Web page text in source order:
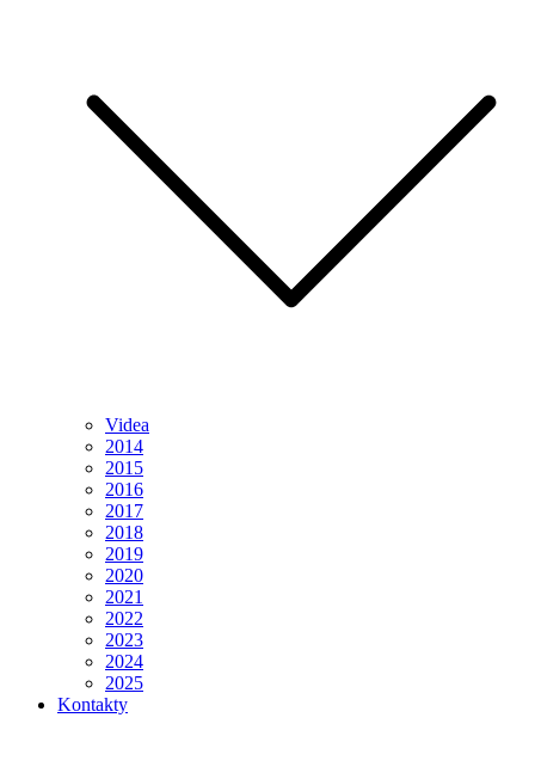
Videa
2014
2015
2016
2017
2018
2019
2020
2021
2022
2023
2024
2025
Kontakty